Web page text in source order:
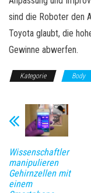
sind die Roboter den
Toyota glaubt, die
Gewinne abwerfen.
Kategorie Body
Wissenschaftler
manipulieren
Gehirnzellen mit
einem